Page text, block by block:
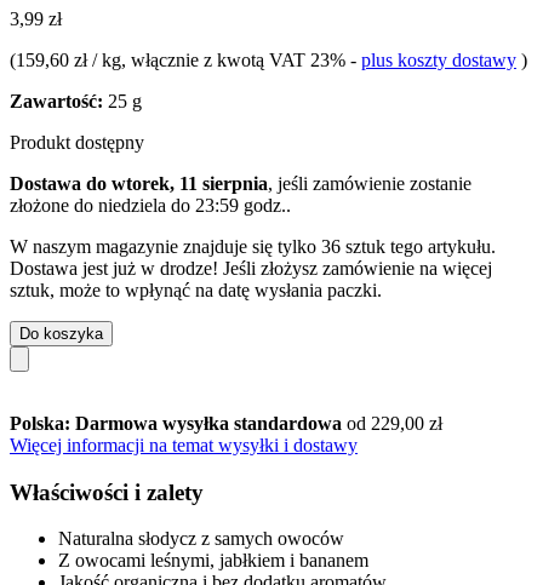
3,99 zł
(159,60 zł / kg, włącznie z kwotą VAT 23% - plus koszty dostawy )
Zawartość: 25 g
Produkt dostępny
Dostawa do wtorek, 11 sierpnia, jeśli zamówienie zostanie
złożone do niedziela do 23:59 godz..
W naszym magazynie znajduje się tylko 36 sztuk tego artykułu.
Dostawa jest już w drodze! Jeśli złożysz zamówienie na więcej
sztuk, może to wpłynąć na datę wysłania paczki.
Do koszyka
Polska: Darmowa wysyłka standardowa od 229,00 zł
Więcej informacji na temat wysyłki i dostawy
Właściwości i zalety
Naturalna słodycz z samych owoców
Z owocami leśnymi, jabłkiem i bananem